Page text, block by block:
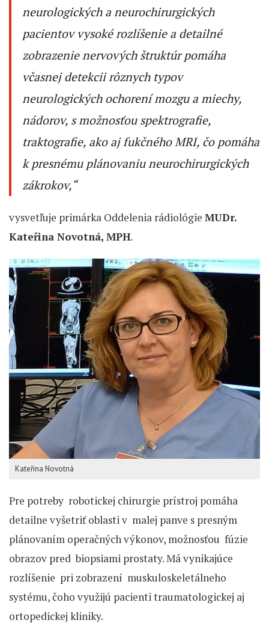
neurologických a neurochirurgických
pacientov vysoké rozlíšenie a detailné
zobrazenie nervových štruktúr pomáha
včasnej detekcii rôznych typov
neurologických ochorení mozgu a miechy,
nádorov, s možnosťou spektrografie,
traktografie, ako aj fukčného MRI, čo pomáha
k presnému plánovaniu neurochirurgických
zákrokov,“
vysvetľuje primárka Oddelenia rádiológie MUDr.
Kateřina Novotná, MPH.
Kateřina Novotná
Pre potreby robotickej chirurgie prístroj pomáha
detailne vyšetriť oblasti v malej panve s presným
plánovaním operačných výkonov, možnosťou fúzie
obrazov pred biopsiami prostaty. Má vynikajúce
rozlíšenie pri zobrazení muskuloskeletálneho
systému, čoho využijú pacienti traumatologickej aj
ortopedickej kliniky.